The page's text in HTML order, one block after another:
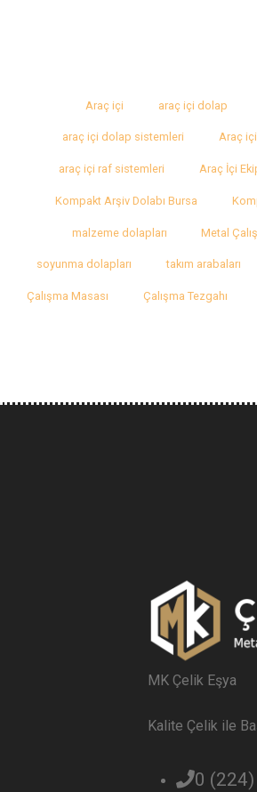
Araç içi araç içi dolap
araç içi dolap sistemleri Araç
araç içi raf sistemleri Araç İçi
Kompakt Arşiv Dolabı Bursa
malzeme dolapları Metal
soyunma dolapları takım arabaları
Çalışma Masası Çalışma Tezgahı
MK Çelik Eşya
Kalite Çelik ile
0